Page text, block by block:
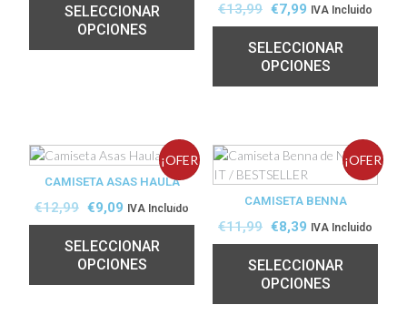
SELECCIONAR
OPCIONES
€13,99 €7,99 IVA Incluido
SELECCIONAR
OPCIONES
¡OFER
TA!
CAMISETA ASAS HAULA
€12,99 €9,09 IVA Incluido
SELECCIONAR
OPCIONES
¡OFER
CAMISETA BENNA
€11,99 €8,39 IVA Incluido
SELECCIONAR
OPCIONES